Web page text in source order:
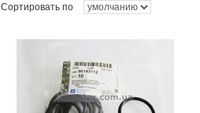
Сортировать по